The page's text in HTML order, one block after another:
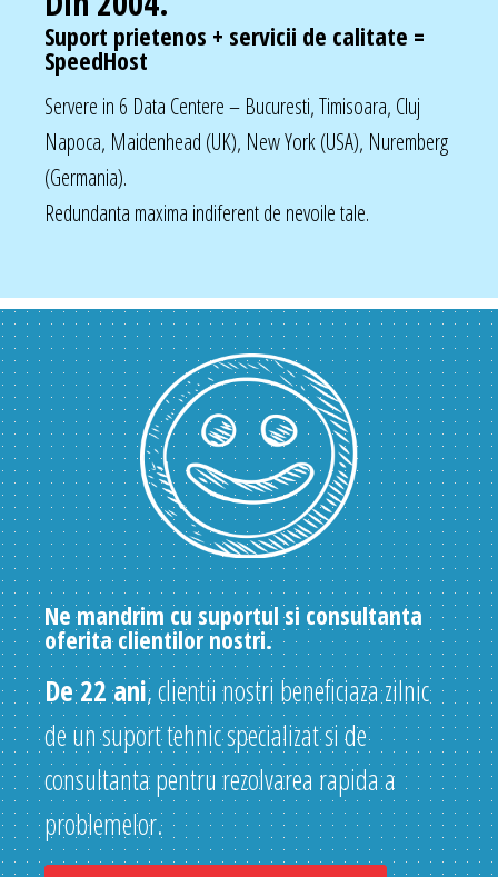
Suport prietenos + servicii de calitate =
SpeedHost
Servere in 6 Data Centere – Bucuresti, Timisoara, Cluj
Napoca, Maidenhead (UK), New York (USA), Nuremberg
(Germania).
Redundanta maxima indiferent de nevoile tale.
Ne mandrim cu suportul si consultanta
oferita clientilor nostri.
De 22 ani, clientii nostri beneficiaza zilnic
de un suport tehnic specializat si de
consultanta pentru rezolvarea rapida a
problemelor.